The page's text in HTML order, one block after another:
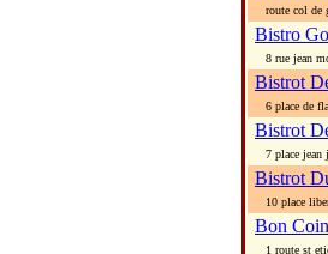
route col de
Bistro
8 rue jean
Bistrot
6 place de
Bistrot
7 place jean
Bistrot
10 place
Bon
1 route st